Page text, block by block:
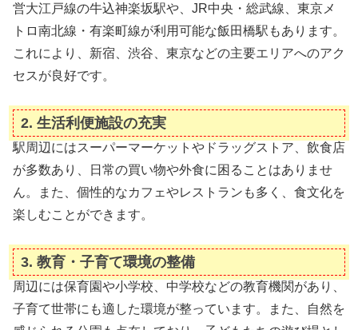
営大江戸線の牛込神楽坂駅や、JR中央・総武線、東京メ
トロ南北線・有楽町線が利用可能な飯田橋駅もあります。
これにより、新宿、渋谷、東京などの主要エリアへのアク
セスが良好です。
2. 生活利便施設の充実
駅周辺にはスーパーマーケットやドラッグストア、飲食店
が多数あり、日常の買い物や外食に困ることはありませ
ん。また、個性的なカフェやレストランも多く、食文化を
楽しむことができます。
3. 教育・子育て環境の整備
周辺には保育園や小学校、中学校などの教育機関があり、
子育て世帯にも適した環境が整っています。また、自然を